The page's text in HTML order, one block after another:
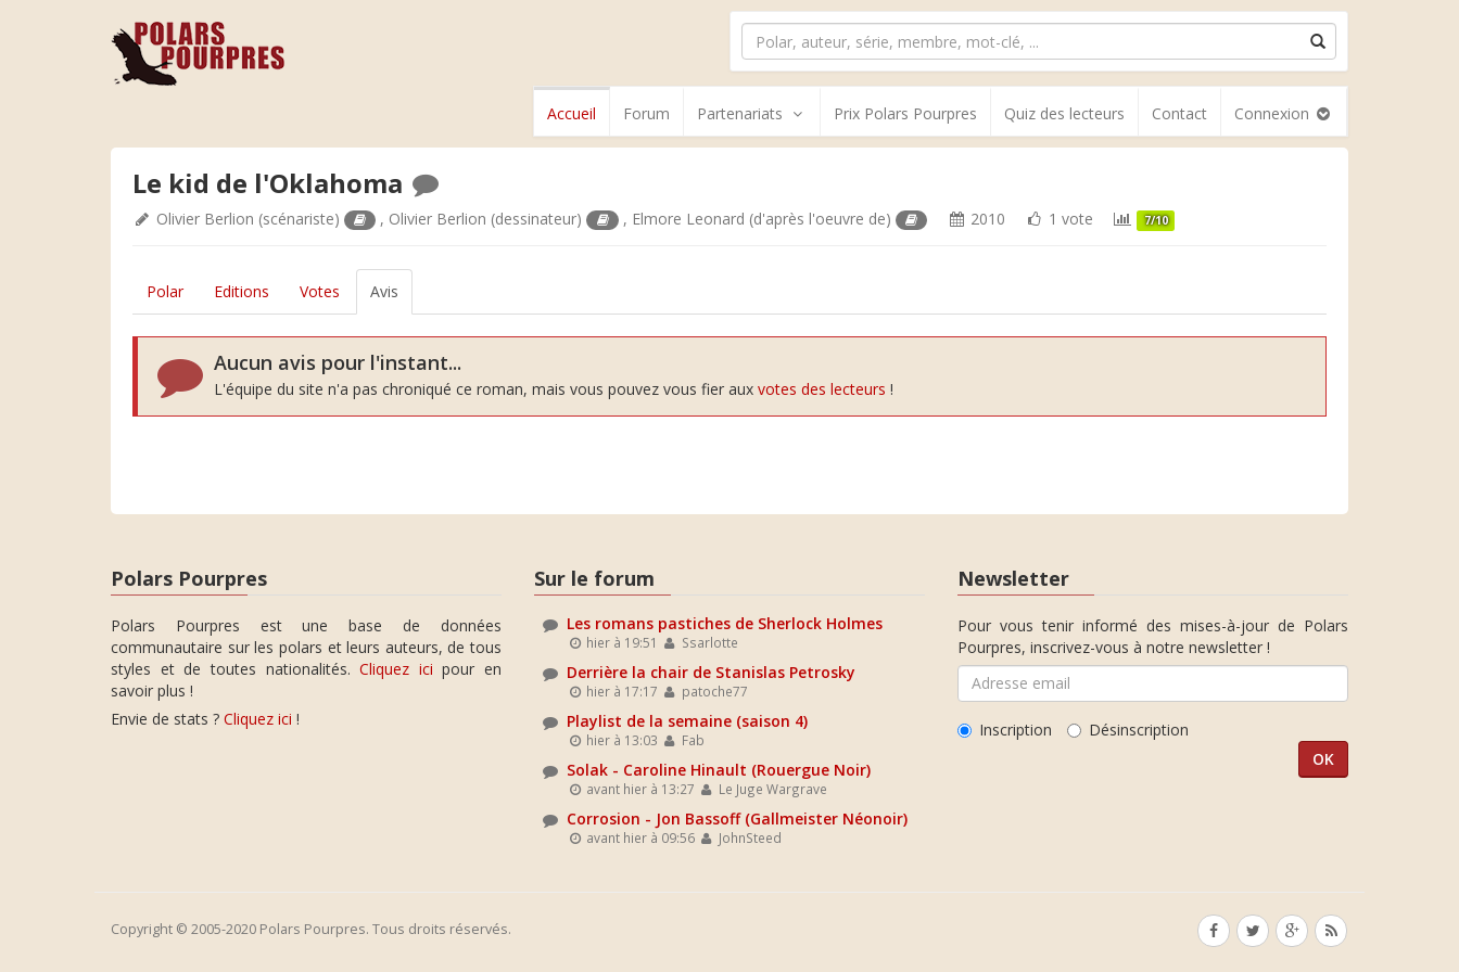
Accueil Forum Partenariats Prix Polars Pourpres Quiz des lecteurs Contact Connexion
Le kid de l'Oklahoma
Olivier Berlion (scénariste) , Olivier Berlion (dessinateur) , Elmore Leonard (d'après l'oeuvre de) 2010 1 vote 7/10
Polar Editions Votes Avis
Aucun avis pour l'instant...
L'équipe du site n'a pas chroniqué ce roman, mais vous pouvez vous fier aux votes des lecteurs !
Polars Pourpres
Polars Pourpres est une base de données
communautaire sur les polars et leurs auteurs, de tous
styles et de toutes nationalités.Cliquez ici pour en
savoir plus !
Envie de stats ? Cliquez ici !
Sur le forum
Les romans pastiches de Sherlock Holmes
hier à 19:51 Ssarlotte
Derrière la chair de Stanislas Petrosky
hier à 17:17 patoche77
Playlist de la semaine (saison 4)
hier à 13:03 Fab
Solak - Caroline Hinault (Rouergue Noir)
avant hier à 13:27 Le Juge Wargrave
Corrosion - Jon Bassoff (Gallmeister Néonoir)
avant hier à 09:56 JohnSteed
Newsletter
Pour vous tenir informé des mises-à-jour de Polars
Pourpres, inscrivez-vous à notre newsletter !
Inscription Désinscription
Copyright © 2005-2020 Polars Pourpres. Tous droits réservés.